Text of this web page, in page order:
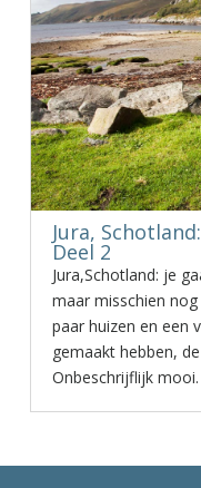
Jura,
Deel 2
Jura,Schotland: je
maar misschien
paar huizen en een
gemaakt hebben,
Onbeschrijflijk mooi.